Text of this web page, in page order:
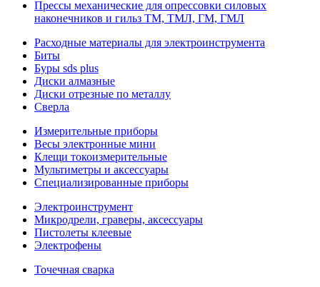
Прессы механические для опрессовки силовых
наконечников и гильз ТМ, ТМЛ, ГМ, ГМЛ
Расходные материалы для электроинструмента
Биты
Буры sds plus
Диски алмазные
Диски отрезные по металлу
Сверла
Измерительные приборы
Весы электронные мини
Клещи токоизмерительные
Мультиметры и аксессуары
Специализированные приборы
Электроинструмент
Микродрели, граверы, аксессуары
Пистолеты клеевые
Электрофены
Точечная сварка